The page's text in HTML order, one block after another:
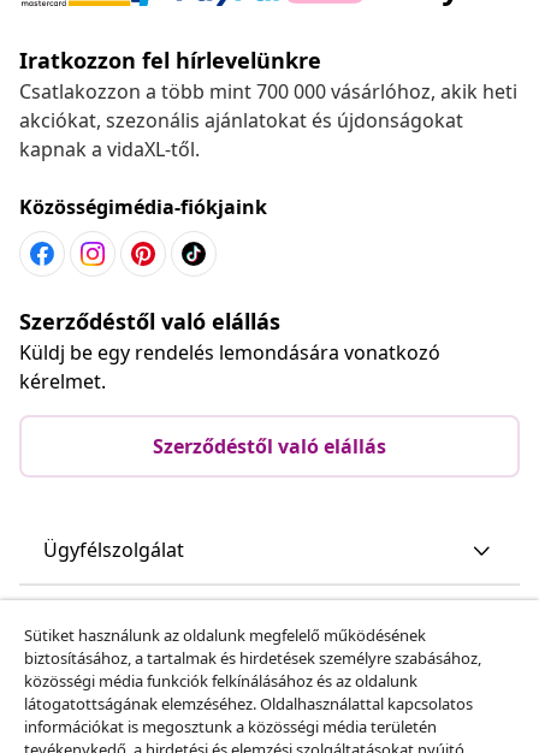
Iratkozzon fel hírlevelünkre
Csatlakozzon a több mint 700 000 vásárlóhoz, akik heti
akciókat, szezonális ajánlatokat és újdonságokat
kapnak a vidaXL-től.
Közösségimédia-fiókjaink
Szerződéstől való elállás
Küldj be egy rendelés lemondására vonatkozó
kérelmet.
Szerződéstől való elállás
Ügyfélszolgálat
vidaXL
Sütiket használunk az oldalunk megfelelő működésének
biztosításához, a tartalmak és hirdetések személyre szabásához,
közösségi média funkciók felkínálásához és az oldalunk
látogatottságának elemzéséhez. Oldalhasználattal kapcsolatos
információkat is megosztunk a közösségi média területén